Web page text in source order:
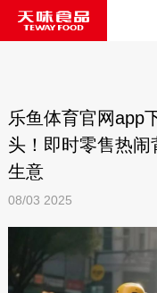
乐鱼体育官网app
头！即时零售热
生意
08/03 2025